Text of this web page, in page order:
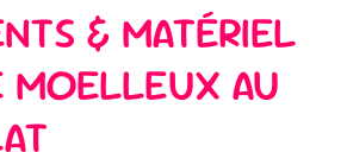
& MATÉRIEL
MOELLEUX AU